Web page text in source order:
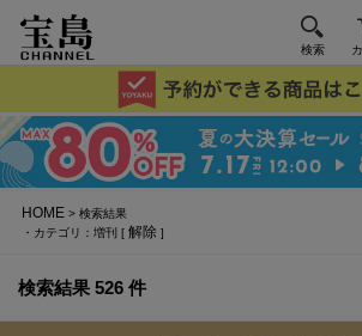
検索
HOME > 検索結果
・カテゴリ：増刊 [解除 ]
検索結果 526 件